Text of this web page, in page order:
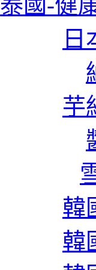
泰國-健
日
芋
韓
韓